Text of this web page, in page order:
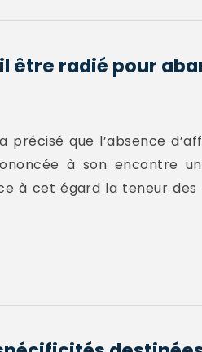
radié pour
précisé que l’absence
à son encontre
à cet égard la teneur des